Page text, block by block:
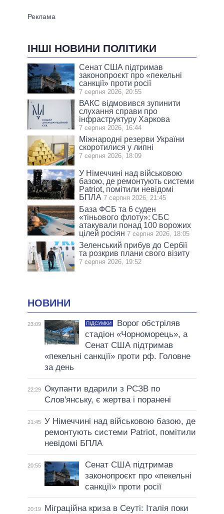
ІНШІ НОВИНИ ПОЛІТИКИ
Сенат США підтримав
законопроєкт про «пекельні
санкції» проти росії
7 серпня 2026, 20:55
ВАКС відмовився зупинити
слухання справи про
інфраструктуру Харкова
7 серпня 2026, 16:44
Міжнародні резерви України
скоротилися у липні
7 серпня 2026, 18:09
У Німеччині над військовою
базою, де ремонтують системи
Patriot, помітили невідомі
БПЛА 7 серпня 2026, 21:45
База ФСБ та 6 суден
«тіньового флоту»: СБС
атакували понад 100 ворожих
цілей росіян 7 серпня 2026, 18:05
Зеленський прибув до Сербії
та розкрив плани свого візиту
7 серпня 2026, 19:52
НОВИНИ
23:09 ПІДСУМКИ
Ворог обстріляв
стадіон «Чорноморець», а
Сенат США підтримав
«пекельні санкції» проти рф. Головне
за день
22:29 Окупанти вдарили з РСЗВ по
Слов'янську, є жертва і поранені
21:45 У Німеччині над військовою базою, де
ремонтують системи Patriot, помітили
невідомі БПЛА
20:55
Сенат США підтримав
законопроєкт про «пекельні
санкції» проти росії
20:19
Міграційна криза в Сеуті: Італія поки